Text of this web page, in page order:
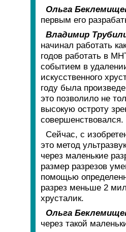
Ольга
первым его
Владимир
начинал работать
годов работать в
событием в
искусственного
году была
это позволило не
высокую остроту
совершенствовался.
Сейчас, с
это метод
через маленькие
размер разрезов
помощью
разрез меньше 2
хрусталик.
Ольга
через такой